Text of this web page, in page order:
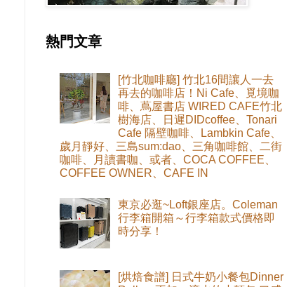
熱門文章
[竹北咖啡廳] 竹北16間讓人一去
再去的咖啡店！Ni Cafe、覓境咖
啡、蔦屋書店 WIRED CAFE竹北
樹海店、日遲DIDcoffee、Tonari
Cafe 隔壁咖啡、Lambkin Cafe、
歲月靜好、三島sum:dao、三角咖啡館、二街
咖啡、月讀書咖、或者、COCA COFFEE、
COFFEE OWNER、CAFE IN
東京必逛~Loft銀座店。Coleman
行李箱開箱～行李箱款式價格即
時分享！
[烘焙食譜] 日式牛奶小餐包Dinner